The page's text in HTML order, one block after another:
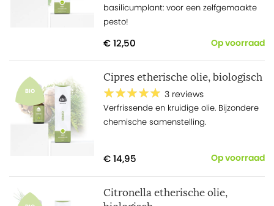
basilicumplant: voor een zelfgemaakte
pesto!
€ 12,50 Op voorraad
BIO
Cipres etherische olie, biologisch
3 reviews
Verfrissende en kruidige olie. Bijzondere
chemische samenstelling.
€ 14,95 Op voorraad
Citronella etherische olie,